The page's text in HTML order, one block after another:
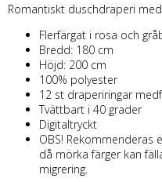
Romantiskt duschdraperi
Flerfärgat i rosa och
Bredd: 180 cm
Höjd: 200 cm
100% polyester
12 st draperiringar
Tvättbart i 40 grader
Digitaltryckt
OBS! Rekommenderas
då mörka färger kan
migrering.